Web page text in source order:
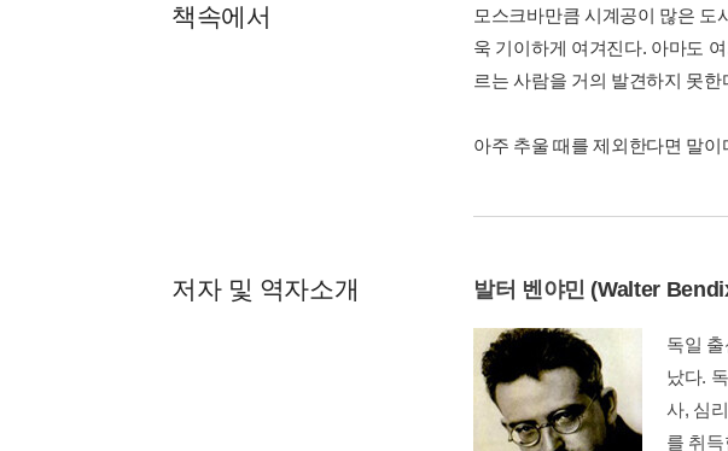
책속에서
모스크바만큼 시계공이 많은 도
욱 기이하게 여겨진다. 아마도
르는 사람을 거의 발견하지 못한
아주 추울 때를 제외한다면 말이
저자 및 역자소개 발터 벤야민 (Walter
독일
났다.
사, 심
를 취